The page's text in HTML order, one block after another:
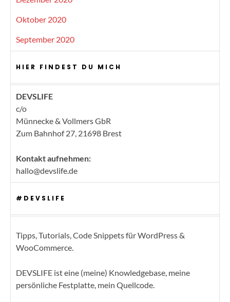
Oktober 2020
September 2020
HIER FINDEST DU MICH
DEVSLIFE
c/o
Münnecke & Vollmers GbR
Zum Bahnhof 27, 21698 Brest
Kontakt aufnehmen:
hallo@devslife.de
#DEVSLIFE
Tipps, Tutorials, Code Snippets für WordPress &
WooCommerce.
DEVSLIFE ist eine (meine) Knowledgebase, meine
persönliche Festplatte, mein Quellcode.